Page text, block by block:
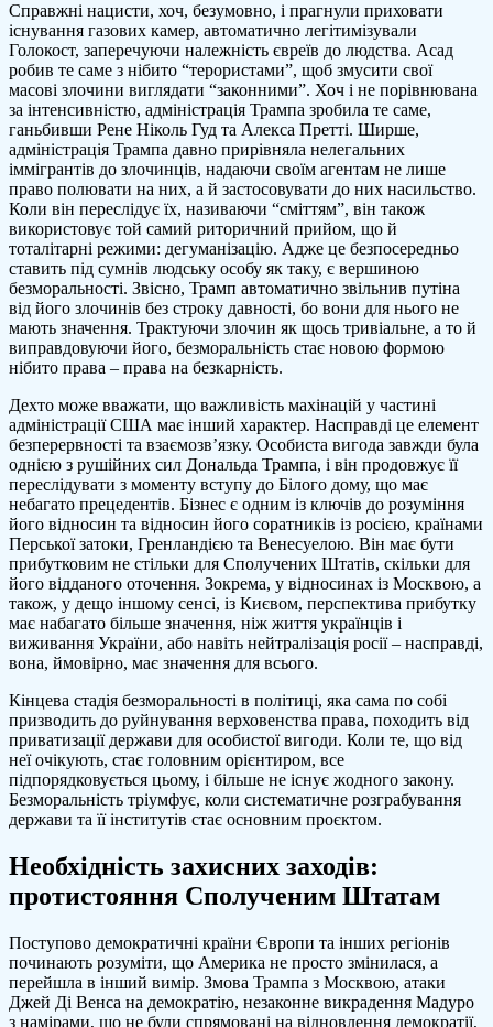
Справжні нацисти, хоч, безумовно, і прагнули приховати
існування газових камер, автоматично легітимізували
Голокост, заперечуючи належність євреїв до людства. Асад
робив те саме з нібито “терористами”, щоб змусити свої
масові злочини виглядати “законними”. Хоч і не порівнювана
за інтенсивністю, адміністрація Трампа зробила те саме,
ганьбивши Рене Ніколь Гуд та Алекса Претті. Ширше,
адміністрація Трампа давно прирівняла нелегальних
іммігрантів до злочинців, надаючи своїм агентам не лише
право полювати на них, а й застосовувати до них насильство.
Коли він переслідує їх, називаючи “сміттям”, він також
використовує той самий риторичний прийом, що й
тоталітарні режими: дегуманізацію. Адже це безпосередньо
ставить під сумнів людську особу як таку, є вершиною
безморальності. Звісно, Трамп автоматично звільнив путіна
від його злочинів без строку давності, бо вони для нього не
мають значення. Трактуючи злочин як щось тривіальне, а то й
виправдовуючи його, безморальність стає новою формою
нібито права – права на безкарність.
Дехто може вважати, що важливість махінацій у частині
адміністрації США має інший характер. Насправді це елемент
безперервності та взаємозв’язку. Особиста вигода завжди була
однією з рушійних сил Дональда Трампа, і він продовжує її
переслідувати з моменту вступу до Білого дому, що має
небагато прецедентів. Бізнес є одним із ключів до розуміння
його відносин та відносин його соратників із росією, країнами
Перської затоки, Гренландією та Венесуелою. Він має бути
прибутковим не стільки для Сполучених Штатів, скільки для
його відданого оточення. Зокрема, у відносинах із Москвою, а
також, у дещо іншому сенсі, із Києвом, перспектива прибутку
має набагато більше значення, ніж життя українців і
виживання України, або навіть нейтралізація росії – насправді,
вона, ймовірно, має значення для всього.
Кінцева стадія безморальності в політиці, яка сама по собі
призводить до руйнування верховенства права, походить від
приватизації держави для особистої вигоди. Коли те, що від
неї очікують, стає головним орієнтиром, все
підпорядковується цьому, і більше не існує жодного закону.
Безморальність тріумфує, коли систематичне розграбування
держави та її інститутів стає основним проєктом.
Необхідність захисних заходів:
протистояння Сполученим Штатам
Поступово демократичні країни Європи та інших регіонів
починають розуміти, що Америка не просто змінилася, а
перейшла в інший вимір. Змова Трампа з Москвою, атаки
Джей Ді Венса на демократію, незаконне викрадення Мадуро
з намірами, що не були спрямовані на відновлення демократії,